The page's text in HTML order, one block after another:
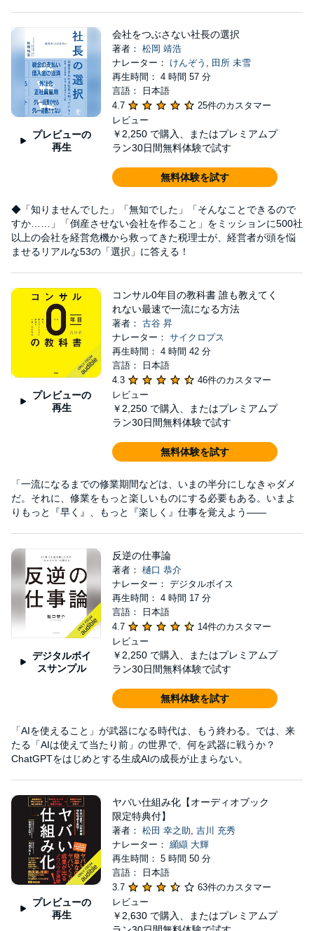
プレビューの
再生
会社をつぶさない社長の選択
著者： 松岡 靖浩
ナレーター： けんぞう , 田所 未雪
再生時間： 4 時間 57 分
言語： 日本語
4.7
25件のカスタマー
レビュー
￥2,250 で購入、またはプレミアムプ
ラン30日間無料体験で試す
無料体験を試す
◆「知りませんでした」「無知でした」「そんなことできるので
すか……」「倒産させない会社を作ること」をミッションに500社
以上の会社を経営危機から救ってきた税理士が、経営者が頭を悩
ませるリアルな53の「選択」に答える！
プレビューの
再生
コンサル0年目の教科書 誰も教えてく
れない最速で一流になる方法
著者： 古谷 昇
ナレーター： サイクロプス
再生時間： 4 時間 42 分
言語： 日本語
4.3
46件のカスタマー
レビュー
￥2,250 で購入、またはプレミアムプ
ラン30日間無料体験で試す
無料体験を試す
「一流になるまでの修業期間などは、いまの半分にしなきゃダメ
だ。それに、修業をもっと楽しいものにする必要もある。いまよ
りもっと『早く』、もっと『楽しく』仕事を覚えよう――
デジタルボイ
スサンプル
反逆の仕事論
著者： 樋口 恭介
ナレーター： デジタルボイス
再生時間： 4 時間 17 分
言語： 日本語
4.7
14件のカスタマー
レビュー
￥2,250 で購入、またはプレミアムプ
ラン30日間無料体験で試す
無料体験を試す
「AIを使えること」が武器になる時代は、もう終わる。では、来
たる「AIは使えて当たり前」の世界で、何を武器に戦うか？
ChatGPTをはじめとする生成AIの成長が止まらない。
プレビューの
再生
ヤバい仕組み化【オーディオブック
限定特典付】
著者： 松田 幸之助, 吉川 充秀
ナレーター： 纐纈 大輝
再生時間： 5 時間 50 分
言語： 日本語
3.7
63件のカスタマー
レビュー
￥2,630 で購入、またはプレミアムプ